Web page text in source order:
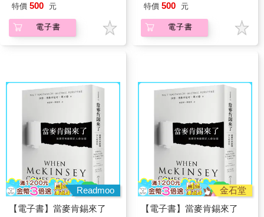
特價 500 元
電子書
特價 500 元
電子書
Readmoo
【電子書】當麥肯錫來了
金石堂
【電子書】當麥肯錫來了